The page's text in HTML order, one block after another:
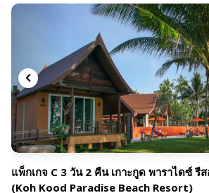
แพ็กเกจ C 3 วัน 2 คืน เกาะกูด พาราไดซ์ รี
(Koh Kood Paradise Beach Resort)